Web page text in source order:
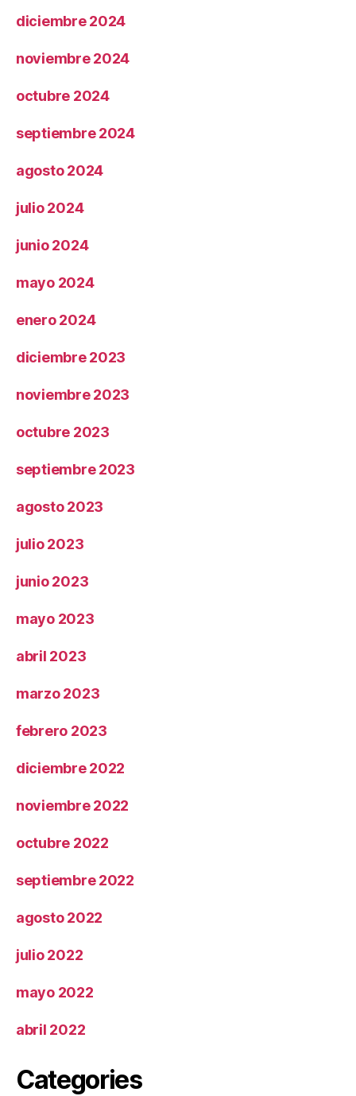
diciembre 2024
noviembre 2024
octubre 2024
septiembre 2024
agosto 2024
julio 2024
junio 2024
mayo 2024
enero 2024
diciembre 2023
noviembre 2023
octubre 2023
septiembre 2023
agosto 2023
julio 2023
junio 2023
mayo 2023
abril 2023
marzo 2023
febrero 2023
diciembre 2022
noviembre 2022
octubre 2022
septiembre 2022
agosto 2022
julio 2022
mayo 2022
abril 2022
Categories